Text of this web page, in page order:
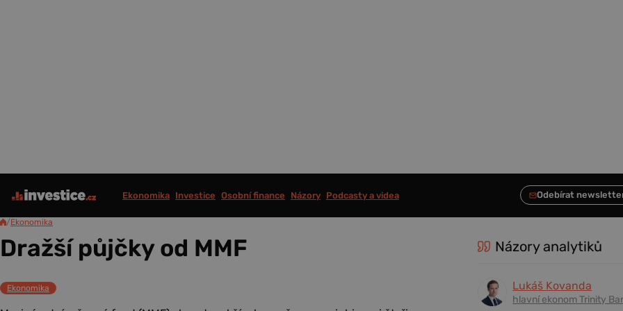
Ekonomika Investice Osobní finance Názory Podcasty a videa
/Ekonomika
Dražší půjčky od MMF
Ekonomika
Názory analytiků
Lukáš Kovanda
hlavní ekonom Trinity